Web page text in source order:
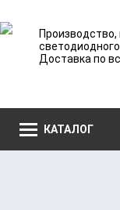
Доставка по
КАТАЛОГ